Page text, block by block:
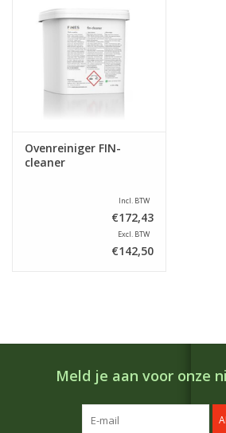
Grondstoffen & Presentatie
Ovenreiniger FIN-
cleaner
Incl. BTW
€172,43
Excl. BTW
€142,50
Meld je aan voor onze